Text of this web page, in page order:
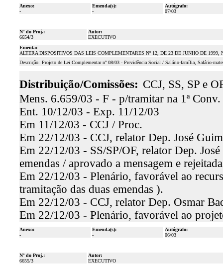
Anexo:
-
Emenda(s):
-
Autógrafo:
07/03
Nº do Proj.:
6654/3
Autor:
EXECUTIVO
Ementa:
ALTERA DISPOSITIVOS DAS LEIS COMPLEMENTARES Nº 12, DE 23 DE JUNHO DE
Descrição: Projeto de Lei Complementar nº 08/03 - Previdência Social / Salário-família, Salário-
Distribuição/Comissões: CCJ, SS, SP e
Mens. 6.659/03 - F - p/tramitar na 1ª
Ent. 10/12/03 - Exp. 11/12/03
Em 11/12/03 - CCJ / Proc.
Em 22/12/03 - CCJ, relator Dep. José
Em 22/12/03 - SS/SP/OF, relator Dep.
emendas / aprovado a mensagem e
Em 22/12/03 - Plenário, favorável ao
tramitação das duas emendas ).
Em 22/12/03 - CCJ, relator Dep. Osmar
Em 22/12/03 - Plenário, favorável ao
Anexo:
-
Emenda(s):
-
Autógrafo:
06/03
Nº do Proj.:
6655/3
Autor:
EXECUTIVO